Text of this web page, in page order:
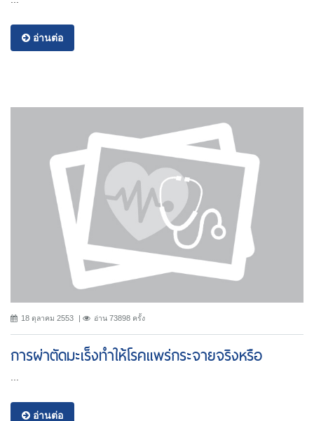
อ่านต่อ
18 ตุลาคม 2553 อ่าน 73898 ครั้ง
การผ่าตัดมะเร็งทำให้โรคแพร่กระจายจริงหรือ
อ่านต่อ